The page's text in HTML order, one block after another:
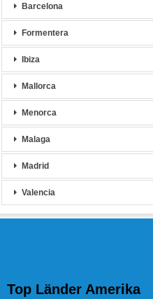
Barcelona
Formentera
Ibiza
Mallorca
Menorca
Malaga
Madrid
Valencia
Top Länder Amerika